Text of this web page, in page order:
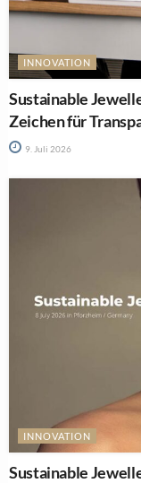
INNOVATION
Sustainable
Zeichen für
9. Juli 2026
INNOVATION
Sustainable